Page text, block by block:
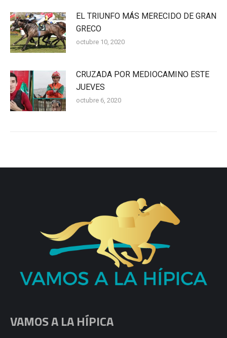
EL TRIUNFO MÁS MERECIDO DE GRAN
GRECO
octubre 10, 2020
CRUZADA POR MEDIOCAMINO ESTE
JUEVES
octubre 6, 2020
VAMOS A LA HÍPICA